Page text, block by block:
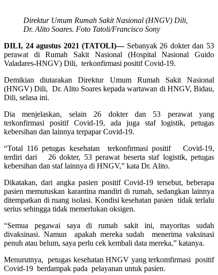
Direktur Umum Rumah Sakit Nasional (HNGV) Dili,
Dr. Alito Soares. Foto Tatoli/Francisco Sony
DILI, 24 agustus 2021 (TATOLI)— Sebanyak 26 dokter dan 53
perawat di Rumah Sakit Nasional (Hospital Nasional Guido
Valadares-HNGV) Dili, terkonfirmasi positif Covid-19.
Demikian diutarakan Direktur Umum Rumah Sakit Nasional
(HNGV) Dili, Dr. Alito Soares kepada wartawan di HNGV, Bidau,
Dili, selasa ini.
Dia menjelaskan, selain 26 dokter dan 53 perawat yang
terkonfirmasi positif Covid-19, ada juga staf logistik, petugas
kebersihan dan lainnya terpapar Covid-19.
“Total 116 petugas kesehatan terkonfirmasi positif Covid-19,
terdiri dari 26 dokter, 53 perawat beserta staf logistik, petugas
kebersihan dan staf lainnya di HNGV,” kata Dr. Alito.
Dikatakan, dari angka pasien positif Covid-19 tersebut, beberapa
pasien memutuskan karantina mandiri di rumah, sedangkan lainnya
ditempatkan di ruang isolasi. Kondisi kesehatan pasien tidak terlalu
serius sehingga tidak memerlukan oksigen.
“Semua pegawai saya di rumah sakit ini, mayoritas sudah
divaksinasi. Namun apakah mereka sudah menerima vaksinasi
penuh atau belum, saya perlu cek kembali data mereka,” katanya.
Menurutnya, petugas kesehatan HNGV yang terkomfirmasi positif
Covid-19 berdampak pada pelayanan untuk pasien.